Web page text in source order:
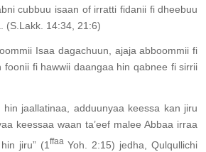
cubbuu isaan of irratti fidanii fi dheebuu
(S.Lakk. 14:34, 21:6)
Isaa dagachuun, ajaja abboommii fi
fi hawwii daangaa hin qabnee fi sirrii
jaallatinaa, adduunyaa keessa kan jiru
keessaa waan ta’eef malee Abbaa irraa
jiru” (1 ffaaYoh. 2:15) jedha, Qulqullichi